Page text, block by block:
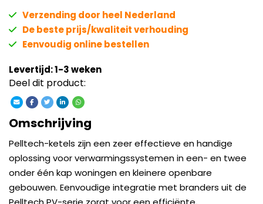
Verzending door heel Nederland
De beste prijs/kwaliteit verhouding
Eenvoudig online bestellen
Levertijd: 1-3 weken
Deel dit product:
Omschrijving
Pelltech-ketels zijn een zeer effectieve en handige
oplossing voor verwarmingssystemen in een- en twee
onder één kap woningen en kleinere openbare
gebouwen. Eenvoudige integratie met branders uit de